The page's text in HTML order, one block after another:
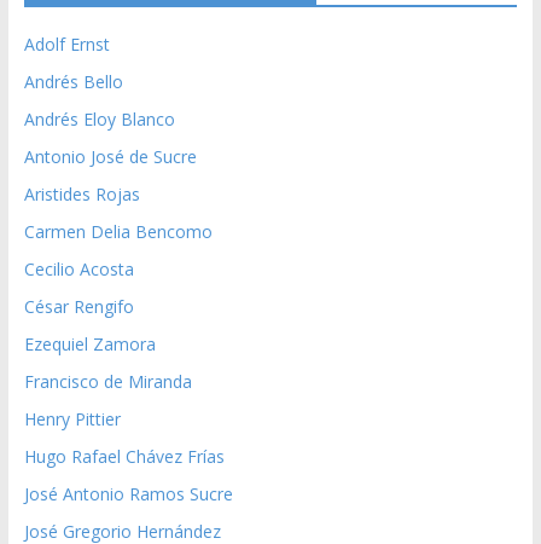
Adolf Ernst
Andrés Bello
Andrés Eloy Blanco
Antonio José de Sucre
Aristides Rojas
Carmen Delia Bencomo
Cecilio Acosta
César Rengifo
Ezequiel Zamora
Francisco de Miranda
Henry Pittier
Hugo Rafael Chávez Frías
José Antonio Ramos Sucre
José Gregorio Hernández